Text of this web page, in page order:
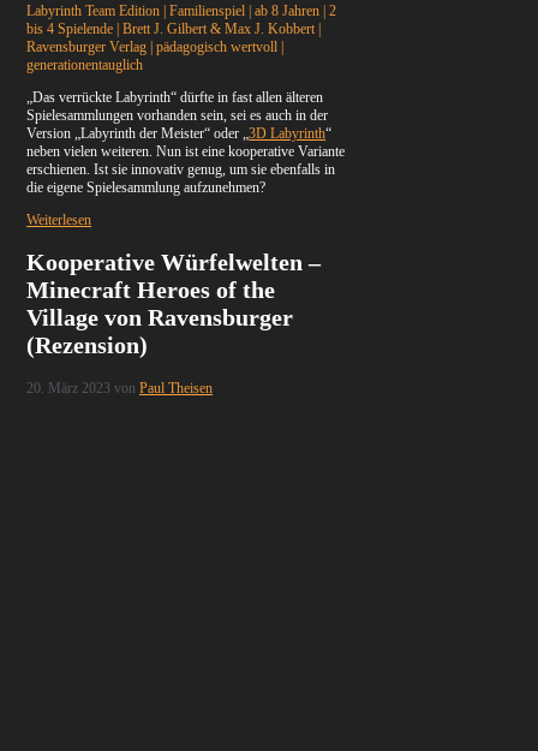
Labyrinth Team Edition | Familienspiel | ab 8 Jahren | 2
bis 4 Spielende | Brett J. Gilbert & Max J. Kobbert |
Ravensburger Verlag | pädagogisch wertvoll |
generationentauglich
„Das verrückte Labyrinth“ dürfte in fast allen älteren
Spielesammlungen vorhanden sein, sei es auch in der
Version „Labyrinth der Meister“ oder „3D Labyrinth“
neben vielen weiteren. Nun ist eine kooperative Variante
erschienen. Ist sie innovativ genug, um sie ebenfalls in
die eigene Spielesammlung aufzunehmen?
Weiterlesen
Kooperative Würfelwelten –
Minecraft Heroes of the
Village von Ravensburger
(Rezension)
20. März 2023 vonPaul Theisen